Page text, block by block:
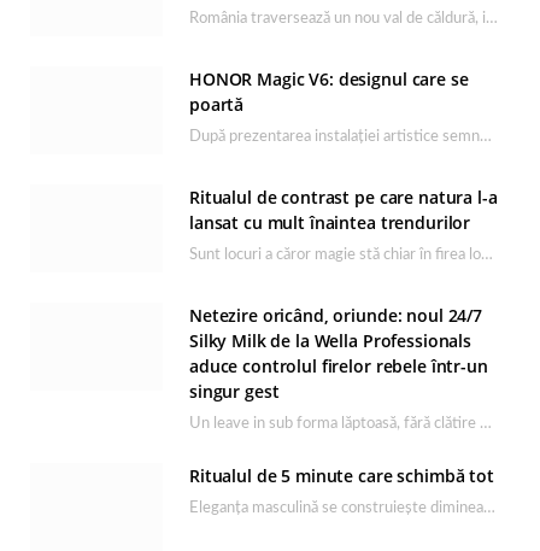
România traversează un nou val de căldură, iar rutina de îngrijire capătă un rol esențial…
HONOR Magic V6: designul care se
poartă
După prezentarea instalației artistice semnată de Catrinel Săbăciag în cadrul evenimentului de lansare HONOR Magic…
Ritualul de contrast pe care natura l-a
lansat cu mult înaintea trendurilor
Sunt locuri a căror magie stă chiar în firea lor naturală, iar Lacul Ursu din…
Netezire oricând, oriunde: noul 24/7
Silky Milk de la Wella Professionals
aduce controlul firelor rebele într-un
singur gest
Un leave in sub forma lăptoasă, fără clătire care completează rutina Ultimate Smooth și transformă…
Ritualul de 5 minute care schimbă tot
Eleganța masculină se construiește dimineața, în câteva minute și cu produsele potrivite. O rutină de…